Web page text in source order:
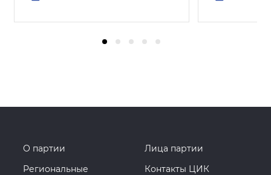
О партии
Лица партии
Региональные
Контакты ЦИК